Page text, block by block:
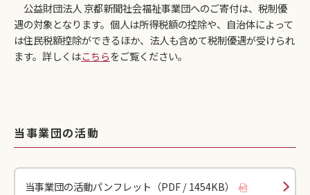
公益財団法人 京都新聞社会福祉事業団へのご寄付は、税制優
遇の対象となります。個人は所得税額の控除や、自治体によって
は住民税額控除ができるほか、法人も含めて税制優遇が受けられ
ます。詳しくはこちらをご覧ください。
当事業団の活動
当事業団の活動パンフレット（PDF / 1454KB）